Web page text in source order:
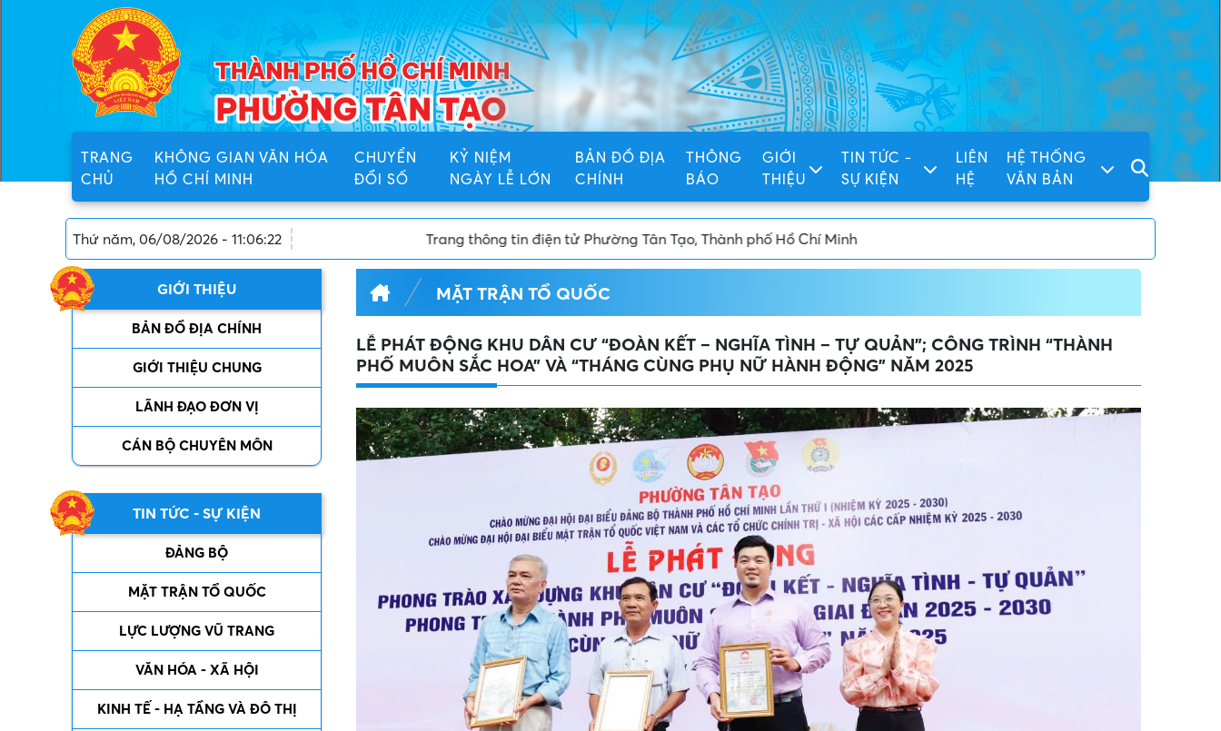
TRANG
CHỦ
KHÔNG GIAN VĂN HÓA
HỒ CHÍ MINH
CHUYỂN
ĐỔI SỐ
KỶ NIỆM
NGÀY LỄ LỚN
BẢN ĐỒ ĐỊA
CHÍNH
THÔNG
BÁO
GIỚI
THIỆU
TIN TỨC -
SỰ KIỆN
LIÊN
HỆ
HỆ THỐNG
VĂN BẢN
Thứ năm, 06/08/2026 - 11:06:22
Trang thông tin điện tử Phường Tân Tạo, Thành phố Hồ Chí Minh
GIỚI THIỆU
BẢN ĐỒ ĐỊA CHÍNH
GIỚI THIỆU CHUNG
LÃNH ĐẠO ĐƠN VỊ
CÁN BỘ CHUYÊN MÔN
TIN TỨC - SỰ KIỆN
ĐẢNG BỘ
MẶT TRẬN TỔ QUỐC
LỰC LƯỢNG VŨ TRANG
VĂN HÓA - XÃ HỘI
KINH TẾ - HẠ TẦNG VÀ ĐÔ THỊ
MẶT TRẬN TỔ QUỐC
LỄ PHÁT ĐỘNG KHU DÂN CƯ “ĐOÀN KẾT – NGHĨA TÌNH – TỰ QUẢN”; CÔNG TRÌNH “THÀNH
PHỐ MUÔN SẮC HOA” VÀ “THÁNG CÙNG PHỤ NỮ HÀNH ĐỘNG” NĂM 2025